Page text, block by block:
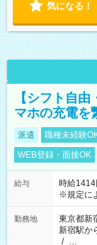
気になる！
【シフト自
マホの充電を
派遣 職種未経験
WEB登録・面接OK
給与
時給
※規定に
勤務地
東京都新
新宿駅か
/ …